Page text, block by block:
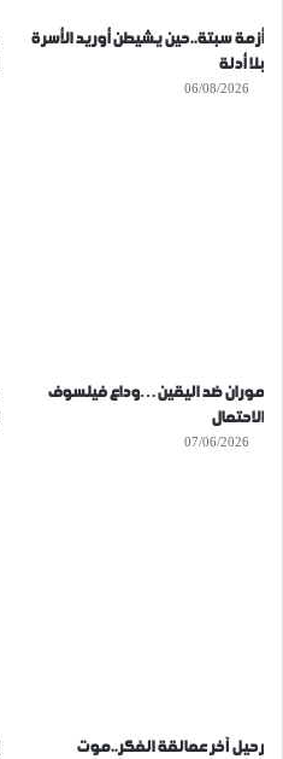
أزمة سبتة..حين يشيطن أوريد الأسرة
بلا أدلة
06/08/2026
موران ضد اليقين…وداع فيلسوف
الاحتمال
07/06/2026
رحيل آخر عمالقة الفكر..موت